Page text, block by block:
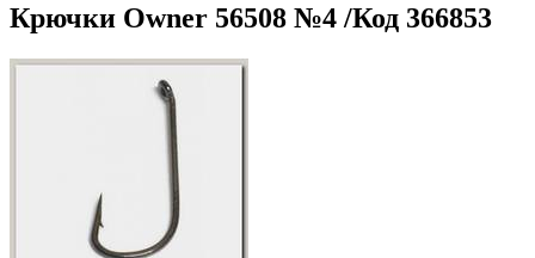
Крючки Owner 56508 №4 /Код 366853